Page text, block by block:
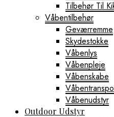
Tilbehør Til
Våbentilbehør
Geværremme
Skydestokke
Våbenlys
Våbenpleje
Våbenskabe
Våbenudstyr
Outdoor Udstyr